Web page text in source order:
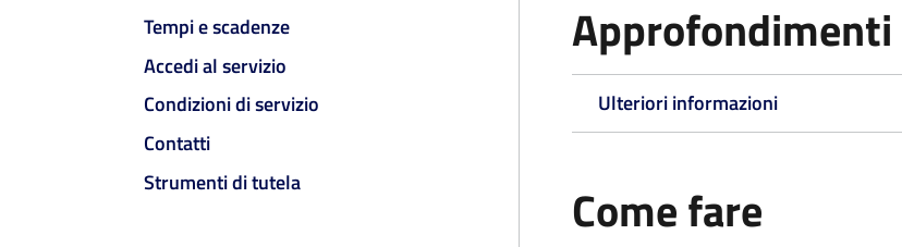
Tempi e scadenze
Accedi al servizio
Condizioni di servizio
Contatti
Strumenti di tutela
Approfondimenti
Ulteriori informazioni
Come fare